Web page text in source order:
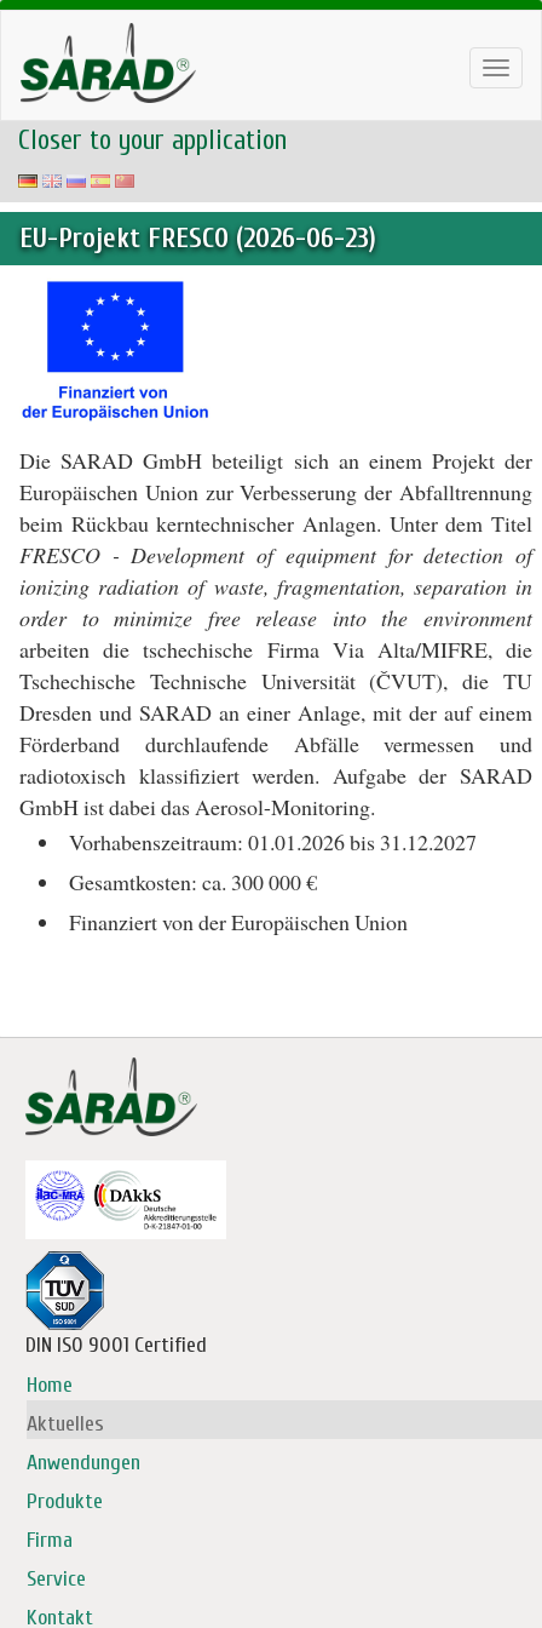
Closer to your application
EU-Projekt FRESCO (2026-06-23)
Die SARAD GmbH beteiligt sich an einem Projekt der
Europäischen Union zur Verbesserung der Abfalltrennung
beim Rückbau kerntechnischer Anlagen. Unter dem Titel
FRESCO - Development of equipment for detection of
ionizing radiation of waste, fragmentation, separation in
order to minimize free release into the environment
arbeiten die tschechische Firma Via Alta/MIFRE, die
Tschechische Technische Universität (ČVUT), die TU
Dresden und SARAD an einer Anlage, mit der auf einem
Förderband durchlaufende Abfälle vermessen und
radiotoxisch klassifiziert werden. Aufgabe der SARAD
GmbH ist dabei das Aerosol-Monitoring.
Vorhabenszeitraum: 01.01.2026 bis 31.12.2027
Gesamtkosten: ca. 300 000 €
Finanziert von der Europäischen Union
DIN ISO 9001 Certified
Home
Aktuelles
Anwendungen
Produkte
Firma
Service
Kontakt